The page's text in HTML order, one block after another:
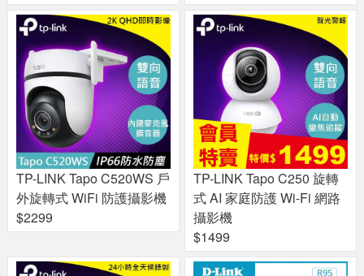
TP-LINK Tapo C520WS 戶
外旋轉式 WiFi 防護攝影機
$2299
TP-LINK Tapo C250 旋轉
式 AI 家庭防護 Wi-Fi 網路
攝影機
$1499